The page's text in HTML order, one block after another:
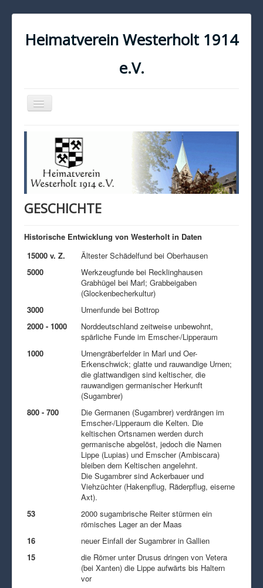
Heimatverein Westerholt 1914
e.V.
Navigation
an/aus
KONTAKT
IMPRESSUM
DATENSCHUTZ
GESCHICHTE
Historische Entwicklung von Westerholt in Daten
15000 v. Z.
Ältester Schädelfund bei Oberhausen
5000
Werkzeugfunde bei Recklinghausen
Grabhügel bei Marl; Grabbeigaben
(Glockenbecherkultur)
3000
Urnenfunde bei Bottrop
2000 - 1000
Norddeutschland zeitweise unbewohnt,
spärliche Funde im Emscher-/Lipperaum
1000
Urnengräberfelder in Marl und Oer-
Erkenschwick; glatte und rauwandige Urnen;
die glattwandigen sind keltischer, die
rauwandigen germanischer Herkunft
(Sugambrer)
800 - 700
Die Germanen (Sugambrer) verdrängen im
Emscher-/Lipperaum die Kelten. Die
keltischen Ortsnamen werden durch
germanische abgelöst, jedoch die Namen
Lippe (Lupias) und Emscher (Ambiscara)
bleiben dem Keltischen angelehnt.
Die Sugambrer sind Ackerbauer und
Viehzüchter (Hakenpflug, Räderpflug, eiserne
Axt).
53
2000 sugambrische Reiter stürmen ein
römisches Lager an der Maas
16
neuer Einfall der Sugambrer in Gallien
15
die Römer unter Drusus dringen von Vetera
(bei Xanten) die Lippe aufwärts bis Haltern
vor